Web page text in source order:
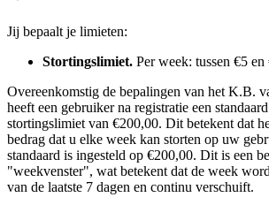
Jij bepaalt je limieten:
Stortingslimiet. Per week: tussen €5
Overeenkomstig de bepalingen van het K.B.
heeft een gebruiker na registratie een
stortingslimiet van €200,00. Dit betekent dat
bedrag dat u elke week kan storten op uw
standaard is ingesteld op €200,00. Dit is een
"weekvenster", wat betekent dat de week
van de laatste 7 dagen en continu verschuift.